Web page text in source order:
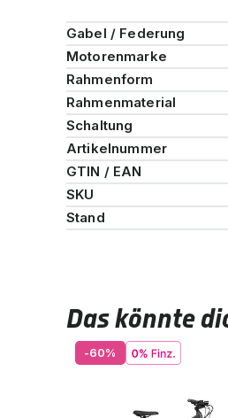
Gabel / Federung
Motorenmarke
Rahmenform
Rahmenmaterial
Schaltung
Artikelnummer
GTIN / EAN
SKU
Stand
Das könnte
-60%